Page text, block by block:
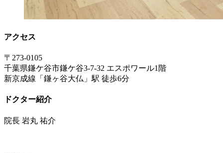
アクセス
〒273-0105
千葉県鎌ケ谷市鎌ケ谷3-7-32 エスポワール1階
新京成線「鎌ヶ谷大仏」駅 徒歩6分
ドクター紹介
院長 岩丸 祐介